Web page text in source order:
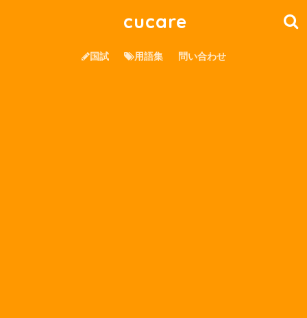
cucare
国試 用語集 問い合わせ